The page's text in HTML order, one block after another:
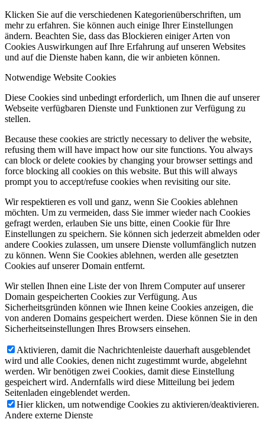
Klicken Sie auf die verschiedenen Kategorienüberschriften, um
mehr zu erfahren. Sie können auch einige Ihrer Einstellungen
ändern. Beachten Sie, dass das Blockieren einiger Arten von
Cookies Auswirkungen auf Ihre Erfahrung auf unseren Websites
und auf die Dienste haben kann, die wir anbieten können.
Notwendige Website Cookies
Diese Cookies sind unbedingt erforderlich, um Ihnen die auf unserer
Webseite verfügbaren Dienste und Funktionen zur Verfügung zu
stellen.
Because these cookies are strictly necessary to deliver the website,
refusing them will have impact how our site functions. You always
can block or delete cookies by changing your browser settings and
force blocking all cookies on this website. But this will always
prompt you to accept/refuse cookies when revisiting our site.
Wir respektieren es voll und ganz, wenn Sie Cookies ablehnen
möchten. Um zu vermeiden, dass Sie immer wieder nach Cookies
gefragt werden, erlauben Sie uns bitte, einen Cookie für Ihre
Einstellungen zu speichern. Sie können sich jederzeit abmelden oder
andere Cookies zulassen, um unsere Dienste vollumfänglich nutzen
zu können. Wenn Sie Cookies ablehnen, werden alle gesetzten
Cookies auf unserer Domain entfernt.
Wir stellen Ihnen eine Liste der von Ihrem Computer auf unserer
Domain gespeicherten Cookies zur Verfügung. Aus
Sicherheitsgründen können wie Ihnen keine Cookies anzeigen, die
von anderen Domains gespeichert werden. Diese können Sie in den
Sicherheitseinstellungen Ihres Browsers einsehen.
Aktivieren, damit die Nachrichtenleiste dauerhaft ausgeblendet
wird und alle Cookies, denen nicht zugestimmt wurde, abgelehnt
werden. Wir benötigen zwei Cookies, damit diese Einstellung
gespeichert wird. Andernfalls wird diese Mitteilung bei jedem
Seitenladen eingeblendet werden.
Hier klicken, um notwendige Cookies zu aktivieren/deaktivieren.
Andere externe Dienste